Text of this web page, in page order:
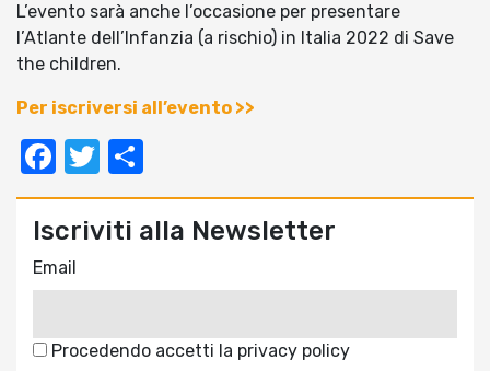
L’evento sarà anche l’occasione per presentare
l’Atlante dell’Infanzia (a rischio) in Italia 2022 di Save
the children.
Per iscriversi all’evento >>
Facebook
Twitter
Iscriviti alla Newsletter
Email
Procedendo accetti la privacy policy